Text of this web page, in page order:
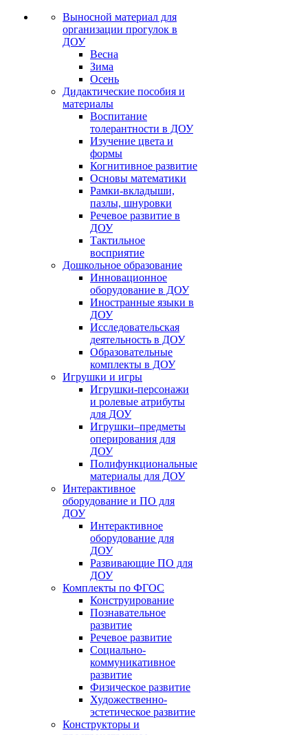
Выносной материал для
организации прогулок в
ДОУ
Весна
Зима
Осень
Дидактические пособия и
материалы
Воспитание
толерантности в ДОУ
Изучение цвета и
формы
Когнитивное развитие
Основы математики
Рамки-вкладыши,
пазлы, шнуровки
Речевое развитие в
ДОУ
Тактильное
восприятие
Дошкольное образование
Инновационное
оборудование в ДОУ
Иностранные языки в
ДОУ
Исследовательская
деятельность в ДОУ
Образовательные
комплекты в ДОУ
Игрушки и игры
Игрушки-персонажи
и ролевые атрибуты
для ДОУ
Игрушки–предметы
оперирования для
ДОУ
Полифункциональные
материалы для ДОУ
Интерактивное
оборудование и ПО для
ДОУ
Интерактивное
оборудование для
ДОУ
Развивающие ПО для
ДОУ
Комплекты по ФГОС
Конструирование
Познавательное
развитие
Речевое развитие
Социально-
коммуникативное
развитие
Физическое развитие
Художественно-
эстетическое развитие
Конструкторы и